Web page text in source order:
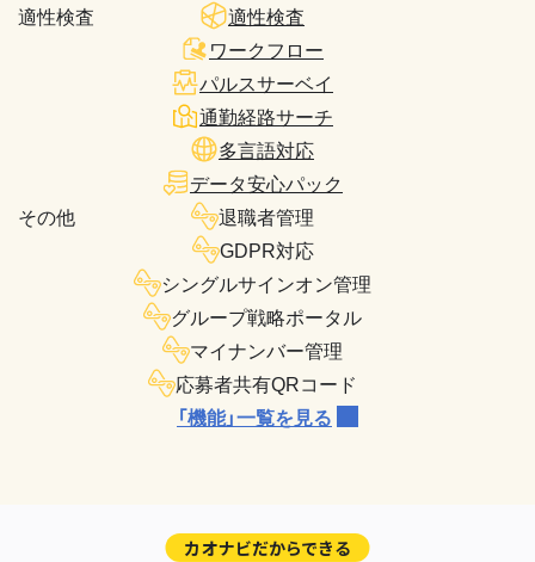
適性検査
適性検査
その他
ワークフロー
パルスサーベイ
通勤経路サーチ
多言語対応
データ安心パック
退職者管理
GDPR対応
シングルサインオン管理
グループ戦略ポータル
マイナンバー管理
応募者共有QRコード
「機能」一覧を見る
カオナビだからできる